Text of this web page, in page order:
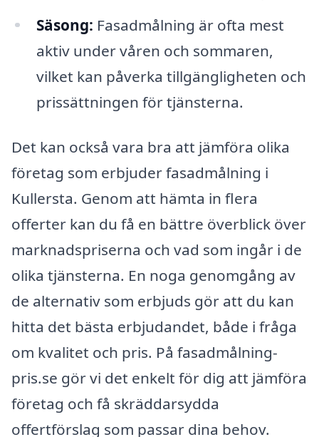
Säsong: Fasadmålning är ofta mest
aktiv under våren och sommaren,
vilket kan påverka tillgängligheten och
prissättningen för tjänsterna.
Det kan också vara bra att jämföra olika
företag som erbjuder fasadmålning i
Kullersta. Genom att hämta in flera
offerter kan du få en bättre överblick över
marknadspriserna och vad som ingår i de
olika tjänsterna. En noga genomgång av
de alternativ som erbjuds gör att du kan
hitta det bästa erbjudandet, både i fråga
om kvalitet och pris. På fasadmålning-
pris.se gör vi det enkelt för dig att jämföra
företag och få skräddarsydda
offertförslag som passar dina behov.